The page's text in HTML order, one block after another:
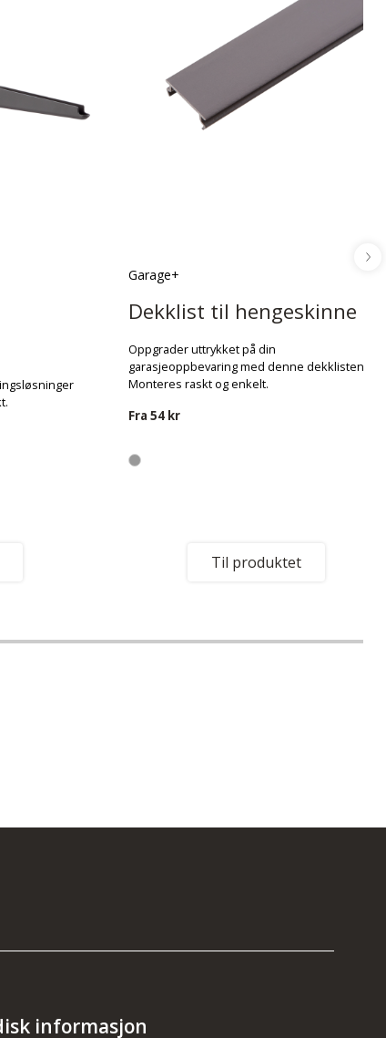
Garage+
Dekklist til hengeskinne
Oppgrader uttrykket på din
garasjeoppbevaring med denne dekklisten.
Monteres raskt og enkelt.
Fra 54 kr
Til produktet
informasjon